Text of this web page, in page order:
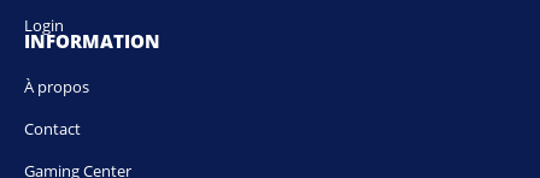
Login
INFORMATION
À propos
Contact
Gaming Center